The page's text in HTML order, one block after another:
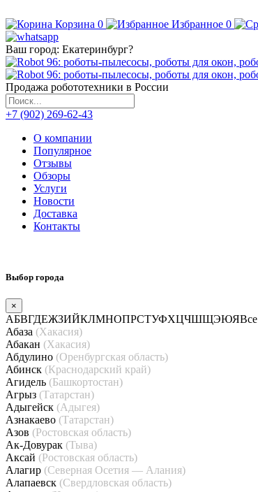
Корзина 0 Избранное 0
Ваш город: Екатеринбург?
Продажа робототехники в России
+7 (902) 269-62-43
О компании
Популярное
Отзывы
Обзоры
Услуги
Новости
Доставка
Контакты
Выбор города
×
АБВГДЕЖЗИЙКЛМНОПРСТУФХЦЧШЩЭЮЯВсе
Абаза (Хакасия)
Абакан (Хакасия)
Абдулино (Оренбургская область)
Абинск (Краснодарский край)
Агидель (Башкортостан)
Агрыз (Татарстан)
Адыгейск (Адыгея)
Азнакаево (Татарстан)
Азов (Ростовская область)
Ак-Довурак (Тыва)
Аксай (Ростовская область)
Алагир (Северная Осетия — Алания)
Алапаевск (Свердловская область)